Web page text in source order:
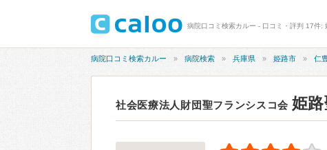
病院口コミ検索カルー - 口コミ・評判 17件:
病院口コミ検索カルー 病院検索 兵庫県 姫路市 仁
社会医療法人財団聖フランシスコ会 姫